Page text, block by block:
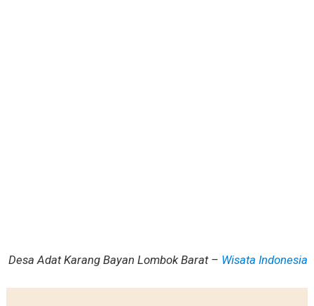
Desa Adat Karang Bayan Lombok Barat – Wisata Indonesia